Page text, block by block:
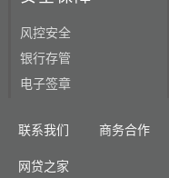
风控安全
银行存管
电子签章
联系我们 商务合作
网贷之家